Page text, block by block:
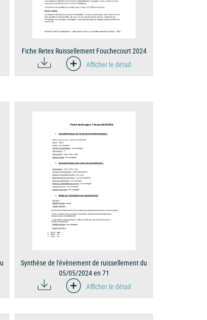
Fiche Retex Ruissellement Fouchecourt 2024
Afficher le détail
Synthèse de l'évènement de ruissellement du
05/05/2024 en 71
Afficher le détail